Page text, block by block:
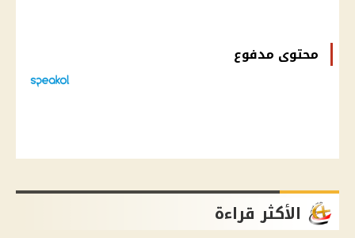
محتوى مدفوع
الأكثر قراءة